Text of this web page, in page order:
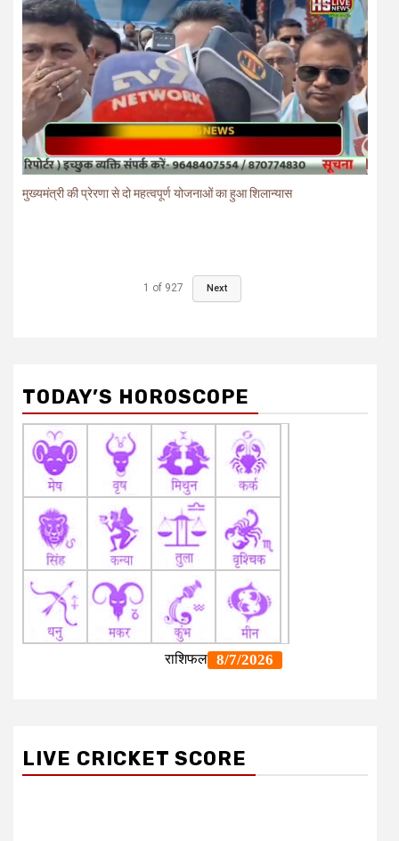
मुख्यमंत्री की प्रेरणा से दो महत्वपूर्ण योजनाओं का हुआ शिलान्यास
1 of 927 Next
TODAY’S HOROSCOPE
LIVE CRICKET SCORE